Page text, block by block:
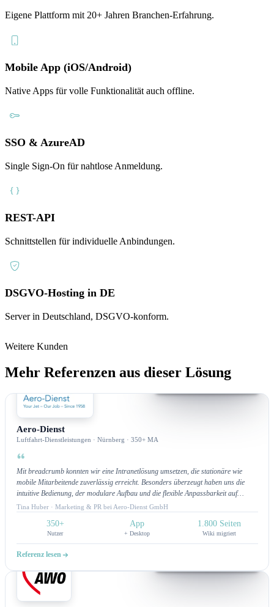
Eigene Plattform mit 20+ Jahren Branchen-Erfahrung.
Mobile App (iOS/Android)
Native Apps für volle Funktionalität auch offline.
SSO & AzureAD
Single Sign-On für nahtlose Anmeldung.
REST-API
Schnittstellen für individuelle Anbindungen.
DSGVO-Hosting in DE
Server in Deutschland, DSGVO-konform.
Weitere Kunden
Mehr Referenzen aus dieser Lösung
Intranet
Aero-Dienst
Luftfahrt-Dienstleistungen · Nürnberg · 350+ MA
Mit breadcrumb konnten wir eine Intranetlösung umsetzen, die stationäre wie
mobile Mitarbeitende zuverlässig erreicht. Besonders überzeugt haben uns die
intuitive Bedienung, der modulare Aufbau und die flexible Anpassbarkeit auf
unsere Wünsche. Ein Highlight ist die App-Funktion mit Push-Benachrichtigungen,
jedoch der hervorragende Customer Service: schnelle Bearbeitung,
lösungsorientierte Unterstützung und ein Team, das jederzeit erreichbar ist. Wir
Tina Huber · Marketing & PR bei Aero-Dienst GmbH
350+
Nutzer
App
+ Desktop
1.800 Seiten
Wiki migriert
Referenz lesen
Intranet